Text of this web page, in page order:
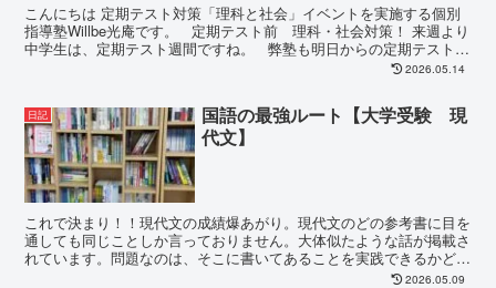
こんにちは 定期テスト対策「理科と社会」イベントを実施する個別
指導塾Willbe光庵です。 定期テスト前 理科・社会対策！ 来週より
中学生は、定期テスト週間ですね。 弊塾も明日からの定期テスト対
2026.05.14
日記
国語の最強ルート【大学受験 現
代文】
これで決まり！！現代文の成績爆あがり。現代文のどの参考書に目を
通しても同じことしか言っておりません。大体似たような話が掲載さ
れています。問題なのは、そこに書いてあることを実践できるかどう
2026.05.09